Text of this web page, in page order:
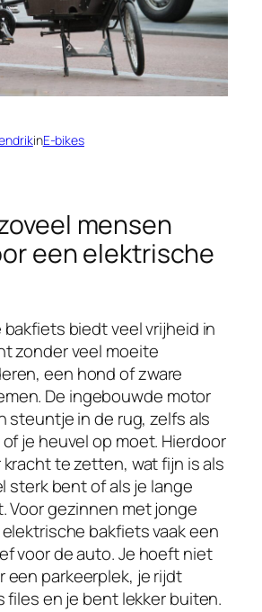
inE-bikes
mensen
een elektrische
biedt veel vrijheid in
zonder veel moeite
een hond of zware
De ingebouwde motor
steuntje in de rug, zelfs als
je heuvel op moet. Hierdoor
te zetten, wat fijn is als
sterk bent of als je lange
Voor gezinnen met jonge
bakfiets vaak een
voor de auto. Je hoeft niet
een parkeerplek, je rijdt
files en je bent lekker buiten.